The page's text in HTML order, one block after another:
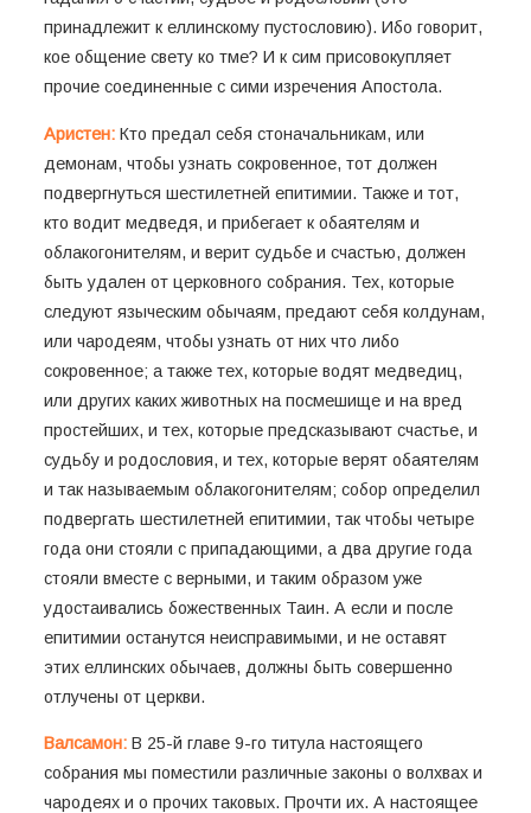
принадлежит к еллинскому пустословию). Ибо говорит,
кое общение свету ко тме? И к сим присовокупляет
прочие соединенные с сими изречения Апостола.
Аристен:Кто предал себя стоначальникам, или
демонам, чтобы узнать сокровенное, тот должен
подвергнуться шестилетней епитимии. Также и тот,
кто водит медведя, и прибегает к обаятелям и
облакогонителям, и верит судьбе и счастью, должен
быть удален от церковного собрания. Тех, которые
следуют языческим обычаям, предают себя колдунам,
или чародеям, чтобы узнать от них что либо
сокровенное; а также тех, которые водят медведиц,
или других каких животных на посмешище и на вред
простейших, и тех, которые предсказывают счастье, и
судьбу и родословия, и тех, которые верят обаятелям
и так называемым облакогонителям; собор определил
подвергать шестилетней епитимии, так чтобы четыре
года они стояли с припадающими, а два другие года
стояли вместе с верными, и таким образом уже
удостаивались божественных Таин. А если и после
епитимии останутся неисправимыми, и не оставят
этих еллинских обычаев, должны быть совершенно
отлучены от церкви.
Валсамон:В 25-й главе 9-го титула настоящего
собрания мы поместили различные законы о волхвах и
чародеях и о прочих таковых. Прочти их. А настоящее